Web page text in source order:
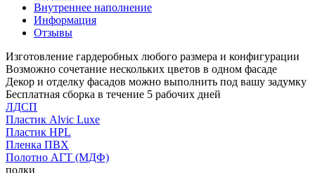
Внутреннее наполнение
Информация
Отзывы
Изготовление гардеробных любого размера и конфигурации
Возможно сочетание нескольких цветов в одном фасаде
Декор и отделку фасадов можно выполнить под вашу задумку
Бесплатная сборка в течение 5 рабочих дней
ЛДСП
Пластик Alvic Luxe
Пластик HPL
Пленка ПВХ
Полотно АГТ (МДФ)
полки